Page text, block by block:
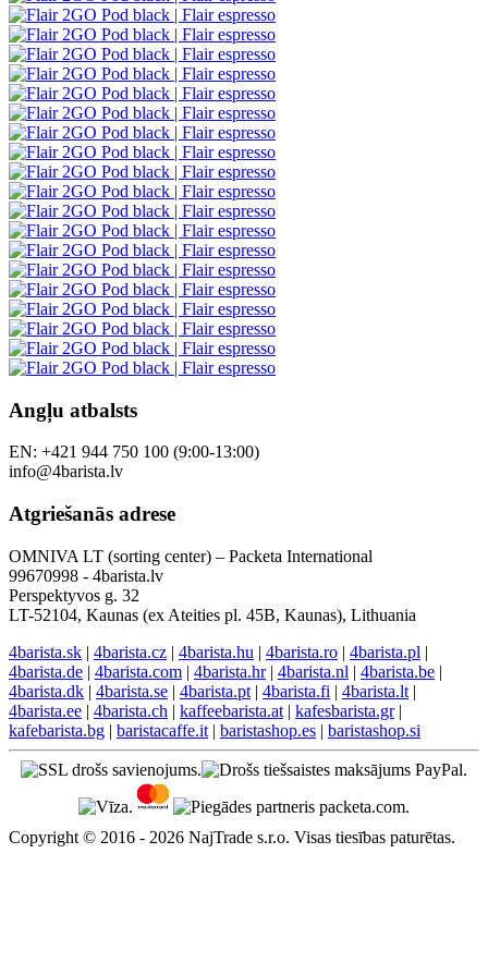
Angļu atbalsts
EN: +421 944 750 100 (9:00-13:00)
info@4barista.lv
Atgriešanās adrese
OMNIVA LT (sorting center) – Packeta International
99670998 - 4barista.lv
Perspektyvos g. 32
LT-52104, Kaunas (ex Ateities pl. 45B, Kaunas), Lithuania
4barista.sk | 4barista.cz | 4barista.hu | 4barista.ro | 4barista.pl |
4barista.de | 4barista.com | 4barista.hr| 4barista.nl | 4barista.be |
4barista.dk | 4barista.se | 4barista.pt | 4barista.fi | 4barista.lt |
4barista.ee | 4barista.ch | kaffeebarista.at | kafesbarista.gr|
kafebarista.bg | baristacaffe.it | baristashop.es | baristashop.si
Copyright © 2016 - 2026 NajTrade s.r.o. Visas tiesības paturētas.